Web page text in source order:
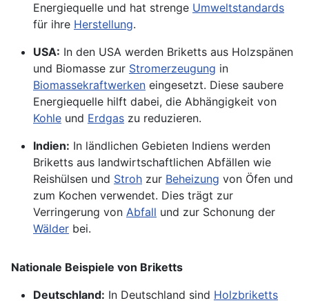
Energiequelle und hat strenge Umweltstandards
für ihre Herstellung.
USA: In den USA werden Briketts aus Holzspänen
und Biomasse zur Stromerzeugung in
Biomassekraftwerken eingesetzt. Diese saubere
Energiequelle hilft dabei, die Abhängigkeit von
Kohle und Erdgas zu reduzieren.
Indien: In ländlichen Gebieten Indiens werden
Briketts aus landwirtschaftlichen Abfällen wie
Reishülsen und Stroh zur Beheizung von Öfen und
zum Kochen verwendet. Dies trägt zur
Verringerung von Abfall und zur Schonung der
Wälder bei.
Nationale Beispiele von Briketts
Deutschland: In Deutschland sind Holzbriketts